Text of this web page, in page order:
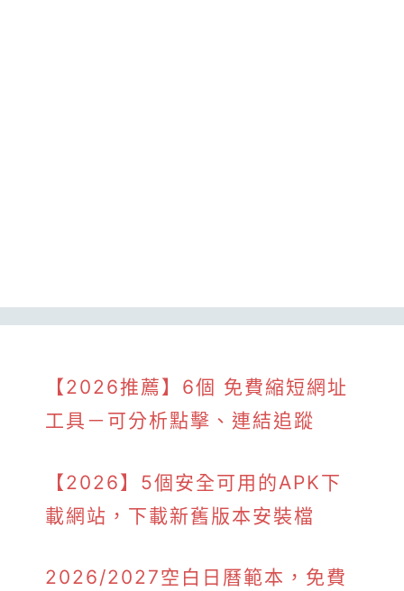
【2026推薦】6個 免費縮短網址
工具－可分析點擊、連結追蹤
【2026】5個安全可用的APK下
載網站，下載新舊版本安裝檔
2026/2027空白日曆範本，免費